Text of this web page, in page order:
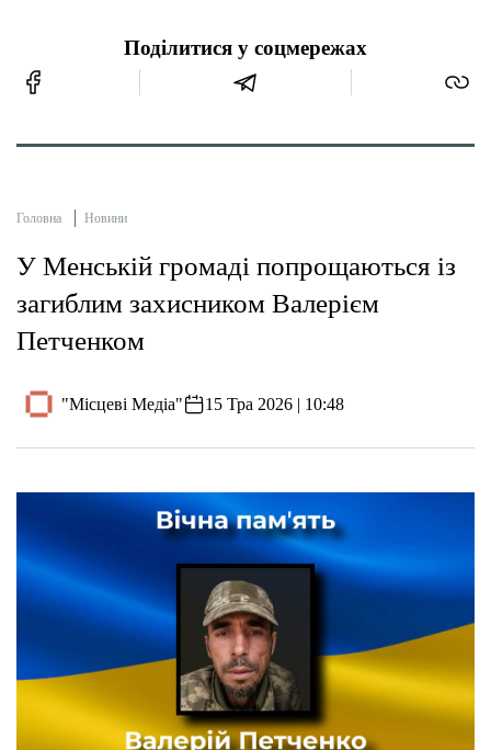
Поділитися у соцмережах
Головна Новини
У Менській громаді попрощаються із
загиблим захисником Валерієм
Петченком
"Місцеві Медіа" 15 Тра 2026 | 10:48